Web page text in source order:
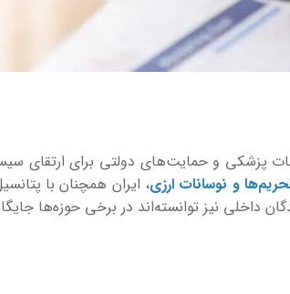
پزشکی و حمایت‌های دولتی برای ارتقای
و نوسانات ارزی، ایران همچنان با
داخلی نیز توانسته‌اند در برخی حوزه‌ها